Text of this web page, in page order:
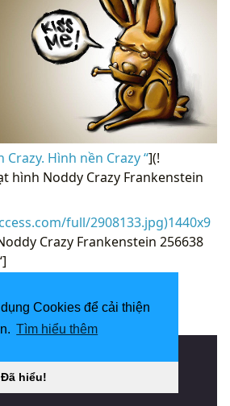
Cookies để cải thiện
Tìm hiểu thêm
Đã hiểu!
Crazy. Hình nền Crazy “](!
hình Noddy Crazy Frankenstein
full/2908133.jpg)1440x9
Crazy Frankenstein 256638